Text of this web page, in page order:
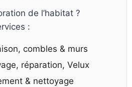
de l’habitat ?
:
combles & murs
réparation, Velux
& nettoyage